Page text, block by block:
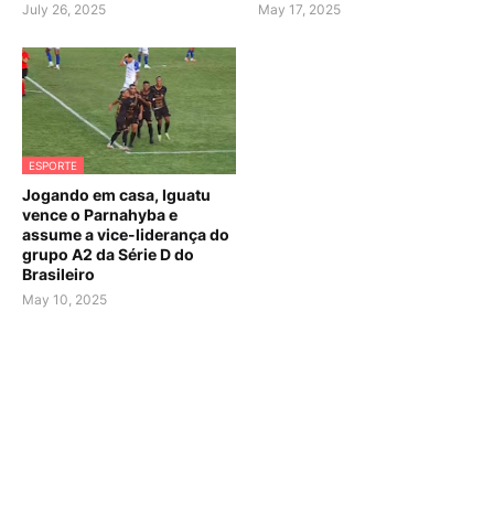
July 26, 2025 May 17, 2025
ESPORTE
Jogando em casa, Iguatu
vence o Parnahyba e
assume a vice-liderança do
grupo A2 da Série D do
Brasileiro
May 10, 2025